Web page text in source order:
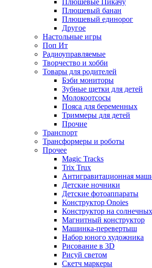
Плюшевые Пикачу
Плюшевый банан
Плюшевый единорог
Другое
Настольные игры
Поп Ит
Радиоуправляемые
Творчество и хобби
Товары для родителей
Бэби мониторы
Зубные щетки для детей
Молокоотсосы
Пояса для беременных
Триммеры для детей
Прочие
Транспорт
Трансформеры и роботы
Прочее
Magic Tracks
Trix Trux
Антигравитационная
Детские ночники
Детские фотоаппараты
Конструктор Onoies
Конструктор на
Магнитный конструктор
Машинка-перевертыш
Набор юного художника
Рисование в 3D
Рисуй светом
Скетч маркеры